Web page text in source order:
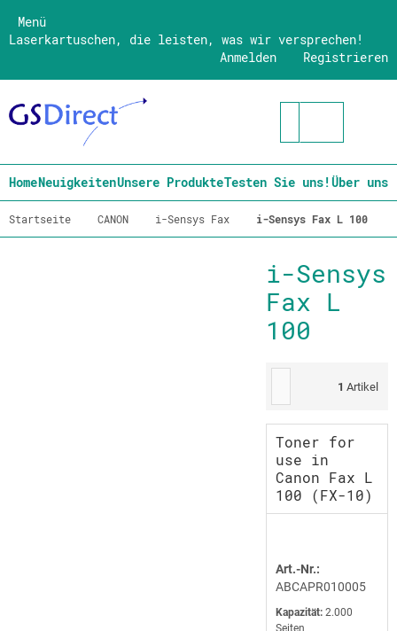
Menü
Laserkartuschen, die leisten, was wir versprechen!
Registrieren
Anmelden
HomeNeuigkeitenUnsere ProdukteTesten Sie uns!Über uns
Startseite CANON i-Sensys Fax i-Sensys Fax L 100
i-Sensys
Fax L
100
1 Artikel
Toner for
use in
Canon Fax L
100 (FX-10)
Art.-Nr.:
ABCAPR010005
Kapazität: 2.000